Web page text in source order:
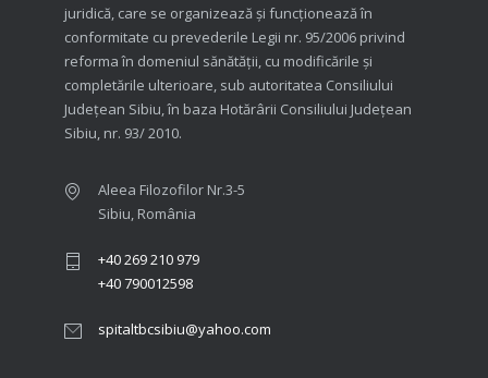
juridică, care se organizează şi funcţionează în
conformitate cu prevederile Legii nr. 95/2006 privind
reforma în domeniul sănătăţii, cu modificările şi
completările ulterioare, sub autoritatea Consiliului
Judeţean Sibiu, în baza Hotărârii Consiliului Judeţean
Sibiu, nr. 93/ 2010.
Aleea Filozofilor Nr.3-5
Sibiu, România
+40 269 210 979
+40 790012598
spitaltbcsibiu@yahoo.com